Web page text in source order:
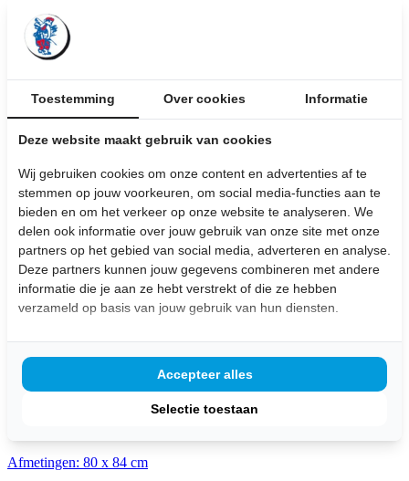
Kom langs in de winkel op de trap in het echt te bekijken!
Rechte trap met een rood tapijt
Afmetingen: 155 x 120 cm
Bekijk de afbeeldingen
€ 200,-
inclusief BTW
Stel hier je vraag over dit product:
Wij leverenmaatwerkproducten uit eigen meubelmakerij
Bezorging aan huis
geopend )
Klanten beoordelen ons met een4,7/5,0
Uitgelichte Producten
Afmetingen: 80 x 84 cm
Toestemming Over cookies Informatie
Deze website maakt gebruik van cookies
Wij gebruiken cookies om onze content en advertenties af te
stemmen op jouw voorkeuren, om social media-functies aan te
bieden en om het verkeer op onze website te analyseren. We
delen ook informatie over jouw gebruik van onze site met onze
partners op het gebied van social media, adverteren en analyse.
Deze partners kunnen jouw gegevens combineren met andere
informatie die je aan ze hebt verstrekt of die ze hebben
verzameld op basis van jouw gebruik van hun diensten.
Selectie toestaan
Accepteer alles